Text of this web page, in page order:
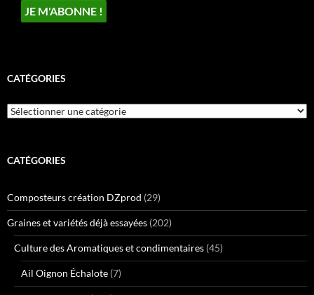
CATÉGORIES
Catégories
CATÉGORIES
Composteurs création DZprod (29)
Graines et variétés déjà essayées (202)
Culture des Aromatiques et condimentaires (45)
Ail Oignon Échalote (7)